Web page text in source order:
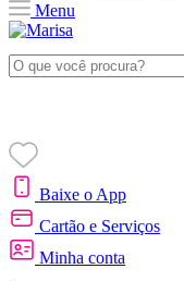
Menu
Baixe o App
Cartão e Serviços
Minha conta